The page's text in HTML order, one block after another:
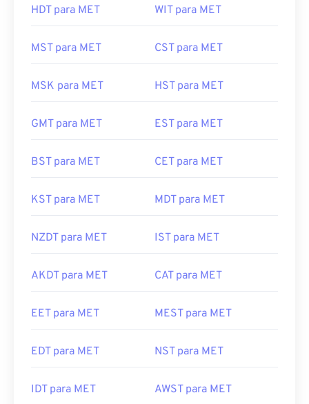
HDT para MET WIT para MET
MST para MET CST para MET
MSK para MET HST para MET
GMT para MET EST para MET
BST para MET CET para MET
KST para MET MDT para MET
NZDT para MET IST para MET
AKDT para MET CAT para MET
EET para MET MEST para MET
EDT para MET NST para MET
IDT para MET AWST para MET